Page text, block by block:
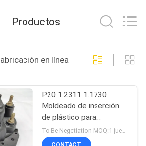
Productos
en línea
P20 1.2311 1.1730
Moldeado de inserción
de plástico para
carcasas de bombas de
agua
To Be Negotiation MOQ:1 juego
CONTACT